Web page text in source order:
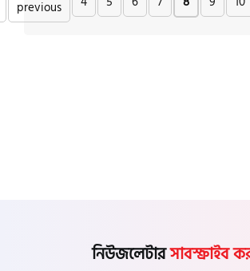
previous
নিউজলেটারসাবস্ক্রাইব